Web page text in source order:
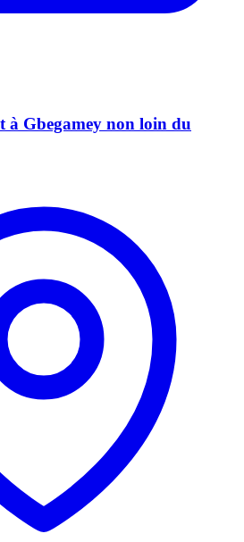
à Gbegamey non loin du